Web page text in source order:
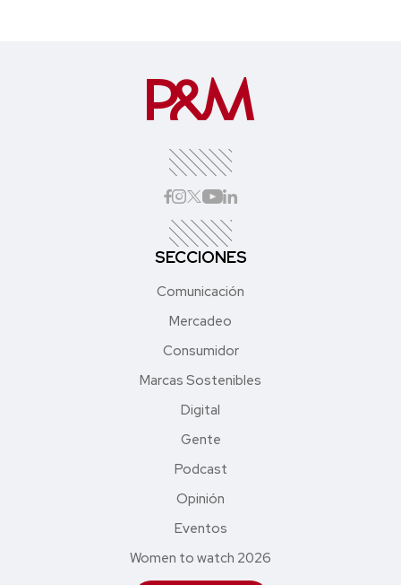
SECCIONES
Comunicación
Mercadeo
Consumidor
Marcas Sostenibles
Digital
Gente
Podcast
Opinión
Eventos
Women to watch 2026